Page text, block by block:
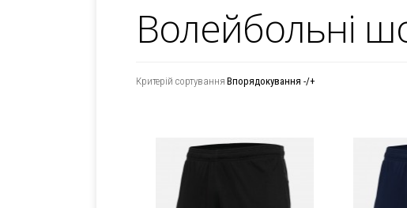
Волейбольні
Критерій сортування Впорядокування -/+